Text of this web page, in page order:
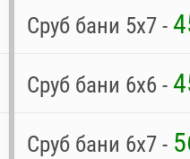
Сруб бани 5х7 -
Сруб бани 6х6 -
Сруб бани 6х7 -